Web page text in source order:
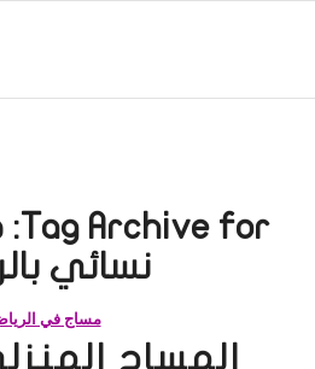
Tag Archive for:
نسائي
مساج في
المساج